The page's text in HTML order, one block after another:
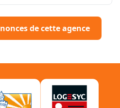
de cette agence